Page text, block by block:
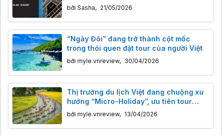
bởi Sasha, 21/05/2026
“Ngày Đôi” đang trở thành cột mốc
trong thói quen đặt tour của người Việt
bởi myle.vnreview, 30/04/2026
Thị trường du lịch Việt đang chuộng xu
hướng “Micro-Holiday”, ưu tiên tour
ngắn ngày
bởi myle.vnreview, 13/04/2026